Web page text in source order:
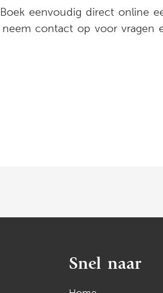
Boek eenvoudig direct online
neem contact op voor vragen
Snel naar